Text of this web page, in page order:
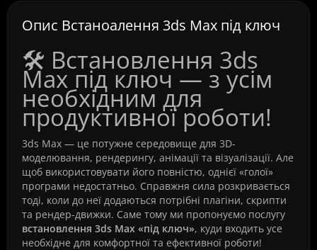
Опис Встаноалення 3ds Max під ключ
🛠️ Встановлення 3ds
Max під ключ — з усім
необхідним для
продуктивної роботи!
3ds Max — це потужне середовище для 3D-
моделювання, рендерингу, анімації та візуалізації. Але
щоб використовувати його повністю, однієї «голої»
програми недостатньо. Справжня сила розкривається
тоді, коли до неї додаються потрібні плагіни, скрипти
та рендер-движки. Саме тому ми пропонуємо послугу
встановлення 3ds Max «під ключ», куди входить усе
необхідне для комфортної та ефективної роботи!